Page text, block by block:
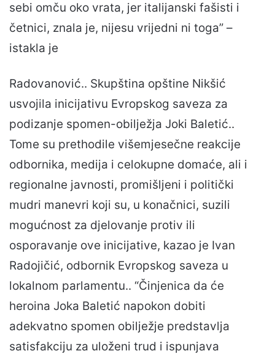
sebi omču oko vrata, jer italijanski fašisti i
četnici, znala je, nijesu vrijedni ni toga” –
istakla je
Radovanović.. Skupština opštine Nikšić
usvojila inicijativu Evropskog saveza za
podizanje spomen-obilježja Joki Baletić..
Tome su prethodile višemjesečne reakcije
odbornika, medija i celokupne domaće, ali i
regionalne javnosti, promišljeni i politički
mudri manevri koji su, u konačnici, suzili
mogućnost za djelovanje protiv ili
osporavanje ove inicijative, kazao je Ivan
Radojičić, odbornik Evropskog saveza u
lokalnom parlamentu.. “Činjenica da će
heroina Joka Baletić napokon dobiti
adekvatno spomen obilježje predstavlja
satisfakciju za uloženi trud i ispunjava